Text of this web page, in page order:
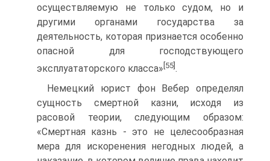
осуществляемую не только судом, но и
другими органами государства за
деятельность, которая признается особенно
опасной для господствующего
эксплуататорского класса» [55] .
Немецкий юрист фон Вебер определял
сущность смертной казни, исходя из
расовой теории, следующим образом:
«Смертная казнь - это не целесообразная
мера для искоренения негодных людей, а